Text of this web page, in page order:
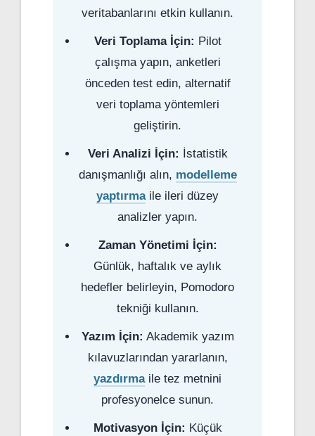
veritabanlarını etkin kullanın.
Veri Toplama İçin: Pilot
çalışma yapın, anketleri
önceden test edin, alternatif
veri toplama yöntemleri
geliştirin.
Veri Analizi İçin: İstatistik
danışmanlığı alın, modelleme
yaptırmaile ileri düzey
analizler yapın.
Zaman Yönetimi İçin:
Günlük, haftalık ve aylık
hedefler belirleyin, Pomodoro
tekniği kullanın.
Yazım İçin: Akademik yazım
kılavuzlarından yararlanın,
yazdırmaile tez metnini
profesyonelce sunun.
Motivasyon İçin: Küçük